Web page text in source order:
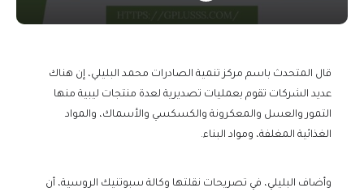
قال المتحدث باسم مركز تنمية الصادرات محمد البليلي، إن هناك
عديد الشركات تقوم بعمليات تصديرية لعدة منتجات ليبية منها
التمور والعسل والمعكرونة والكسكسي والأسماك، والمواد
الغذائية المغلفة، ومواد البناء.
وأضاف البليلي، في تصريحات نقلتها وكالة سبوتنيك الروسية، أن